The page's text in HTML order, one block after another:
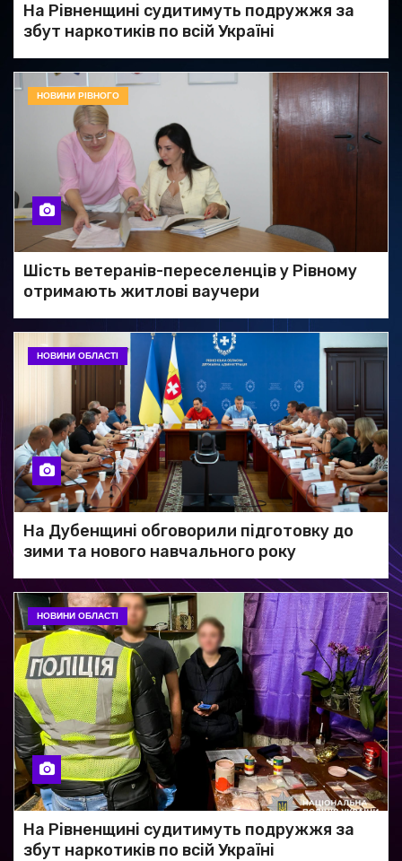
На Рівненщині судитимуть подружжя за
збут наркотиків по всій Україні
НОВИНИ РІВНОГО
Шість ветеранів-переселенців у Рівному
отримають житлові ваучери
НОВИНИ ОБЛАСТІ
На Дубенщині обговорили підготовку до
зими та нового навчального року
НОВИНИ ОБЛАСТІ
На Рівненщині судитимуть подружжя за
збут наркотиків по всій Україні